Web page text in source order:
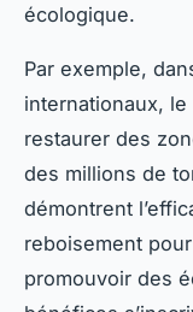
écologique.
Par exemple,
internationaux,
restaurer des
des millions de
démontrent
reboisement
promouvoir des